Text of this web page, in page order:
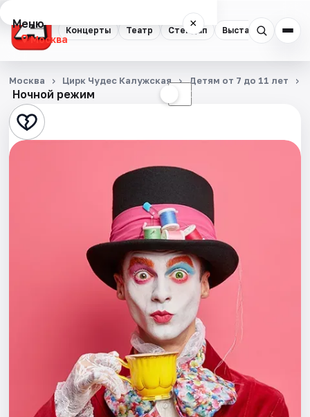
Концерты Театр Стендап Выставки
Меню ×
Москва
Концерты
Театр
Стендап
Площадки
Артисты
Ночной режим ☾
Москва Цирк Чудес Калужская Детям от 7 до 11 лет